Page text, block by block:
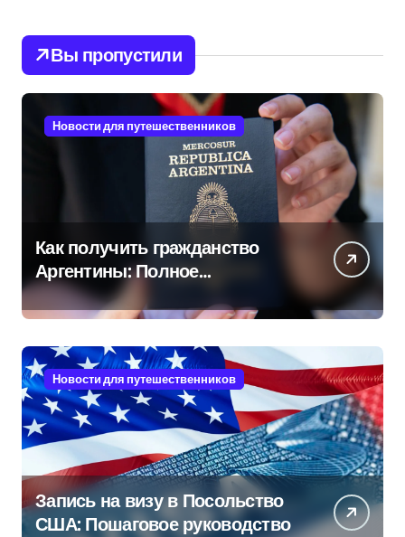
Вы пропустили
Новости для путешественников
Как получить гражданство
Аргентины: Полное
руководство
Новости для путешественников
Запись на визу в Посольство
США: Пошаговое руководство